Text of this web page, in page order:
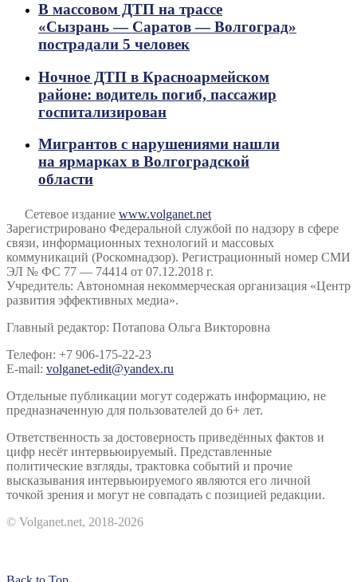
В массовом ДТП на трассе
«Сызрань — Саратов — Волгоград»
пострадали 5 человек
Ночное ДТП в Красноармейском
районе: водитель погиб, пассажир
госпитализирован
Мигрантов с нарушениями нашли
на ярмарках в Волгоградской
области
Сетевое издание www.volganet.net
Зарегистрировано Федеральной службой по надзору в сфере
связи, информационных технологий и массовых
коммуникаций (Роскомнадзор). Регистрационный номер СМИ
ЭЛ № ФС 77 — 74414 от 07.12.2018 г.
Учредитель: Автономная некоммерческая организация «Центр
развития эффективных медиа».
Главный редактор: Потапова Ольга Викторовна
Телефон: +7 906-175-22-23
E-mail: volganet-edit@yandex.ru
Отдельные публикации могут содержать информацию, не
предназначенную для пользователей до 6+ лет.
Ответственность за достоверность приведённых фактов и
цифр несёт интервьюируемый. Представленные
политические взгляды, трактовка событий и прочие
высказывания интервьюируемого являются его личной
точкой зрения и могут не совпадать с позицией редакции.
© Volganet.net, 2018-2026